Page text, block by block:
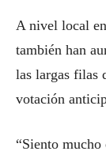
A nivel local
también han
las largas filas
votación
“Siento